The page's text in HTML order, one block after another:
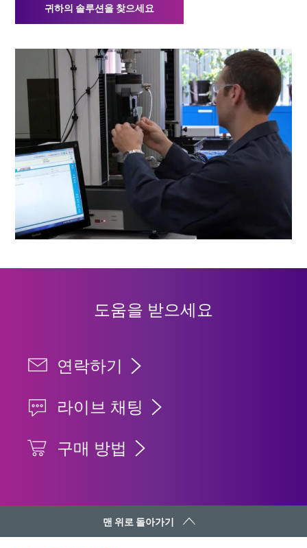
귀하의 솔루션을 찾으세요
도움을 받으세요
연락하기
라이브 채팅
구매 방법
맨 위로 돌아가기